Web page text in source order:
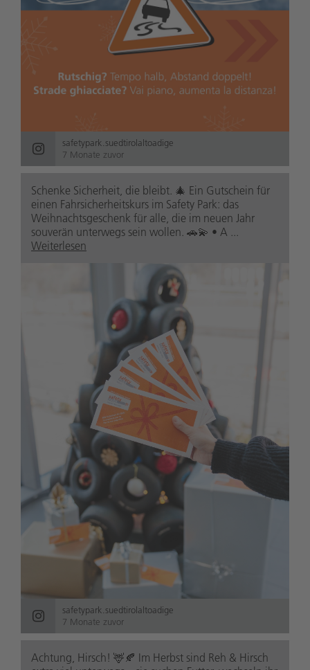
safetypark.suedtirolaltoadige
7 Monate zuvor
Schenke Sicherheit, die bleibt. 🎄 Ein Gutschein für
einen Fahrsicherheitskurs im Safety Park: das
Weihnachtsgeschenk für alle, die im neuen Jahr
souverän unterwegs sein wollen. 🚗💫 • A ...
Weiterlesen
safetypark.suedtirolaltoadige
7 Monate zuvor
Achtung, Hirsch! 🦌🍂 Im Herbst sind Reh & Hirsch